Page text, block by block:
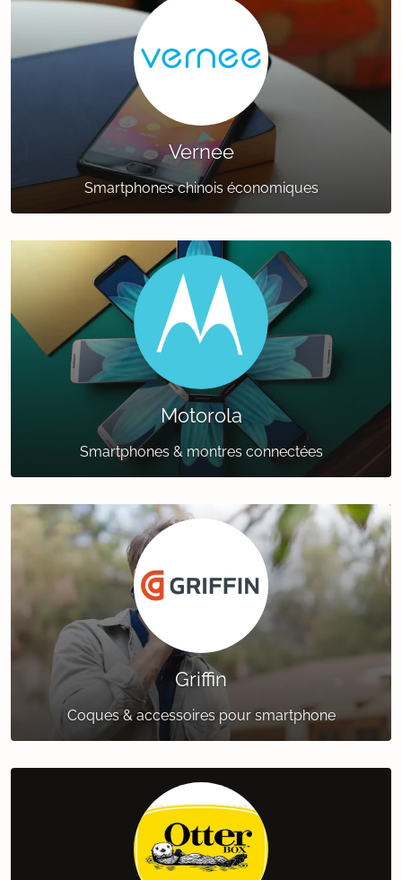
Vernee
Smartphones chinois économiques
Motorola
Smartphones & montres connectées
Griffin
Coques & accessoires pour smartphone